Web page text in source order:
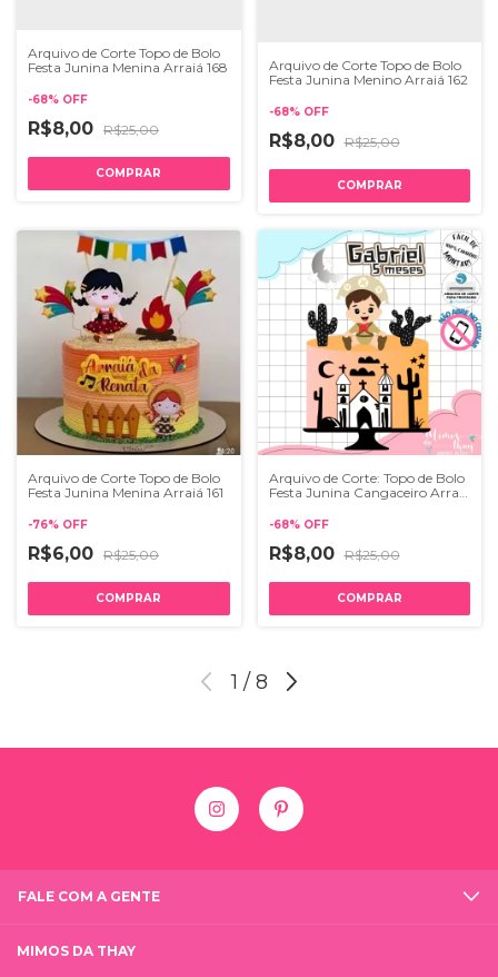
Arquivo de Corte Topo de Bolo
Festa Junina Menina Arraiá 168
-68% OFF
R$8,00 R$25,00
Arquivo de Corte Topo de Bolo
Festa Junina Menino Arraiá 162
-68% OFF
R$8,00 R$25,00
Arquivo de Corte Topo de Bolo
Festa Junina Menina Arraiá 161
-76% OFF
R$6,00 R$25,00
Arquivo de Corte: Topo de Bolo
Festa Junina Cangaceiro Arraiá
-68% OFF
R$8,00 R$25,00
1 / 8
FALE COM A GENTE
MIMOS DA THAY